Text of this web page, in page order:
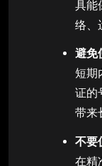
具能
络、
避免
短期
证的
带来
不要
在精